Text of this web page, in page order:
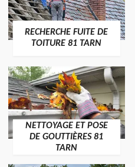
RECHERCHE FUITE DE
TOITURE 81 TARN
NETTOYAGE ET POSE
DE GOUTTIÈRES 81
TARN